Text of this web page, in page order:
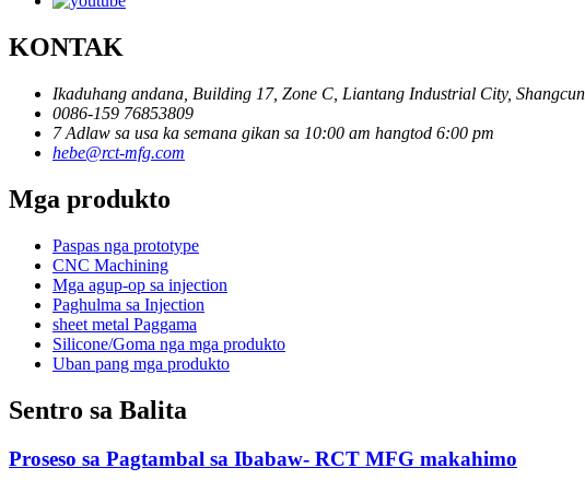
KONTAK
Ikaduhang andana, Building 17, Zone C, Liantang Industrial City,
0086-159 76853809
7 Adlaw sa usa ka semana gikan sa 10:00 am hangtod 6:00 pm
hebe@rct-mfg.com
Mga produkto
Paspas nga prototype
CNC Machining
Mga agup-op sa injection
Paghulma sa Injection
sheet metal Paggama
Silicone/Goma nga mga produkto
Uban pang mga produkto
Sentro sa Balita
Proseso sa Pagtambal sa Ibabaw- RCT MFG makahimo